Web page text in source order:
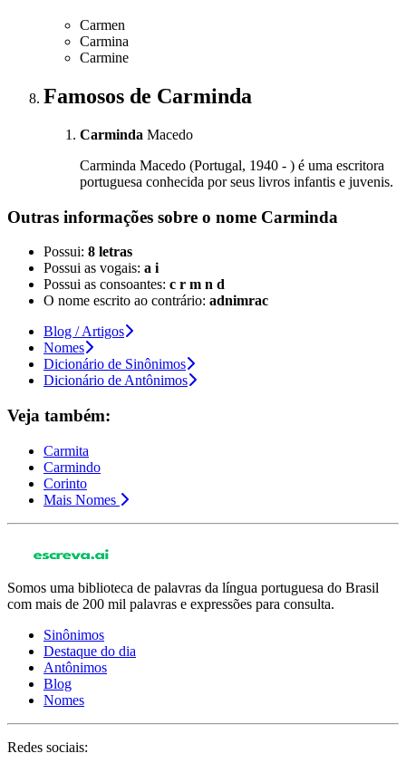
Carmen
Carmina
Carmine
Famosos de Carminda
Carminda Macedo
Carminda Macedo (Portugal, 1940 - ) é uma escritora
portuguesa conhecida por seus livros infantis e juvenis.
Outras informações sobre o nome Carminda
Possui: 8 letras
Possui as vogais: a i
Possui as consoantes: c r m n d
O nome escrito ao contrário: adnimrac
Blog / Artigos
Nomes
Dicionário de Sinônimos
Dicionário de Antônimos
Veja também:
Carmita
Carmindo
Corinto
Mais Nomes
Somos uma biblioteca de palavras da língua portuguesa do Brasil
com mais de 200 mil palavras e expressões para consulta.
Sinônimos
Destaque do dia
Antônimos
Blog
Nomes
Redes sociais: